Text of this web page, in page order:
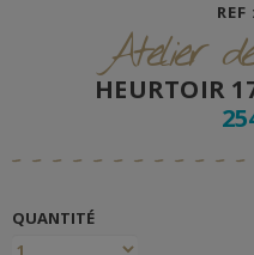
Atelier
HEURTOIR
QUANTITÉ